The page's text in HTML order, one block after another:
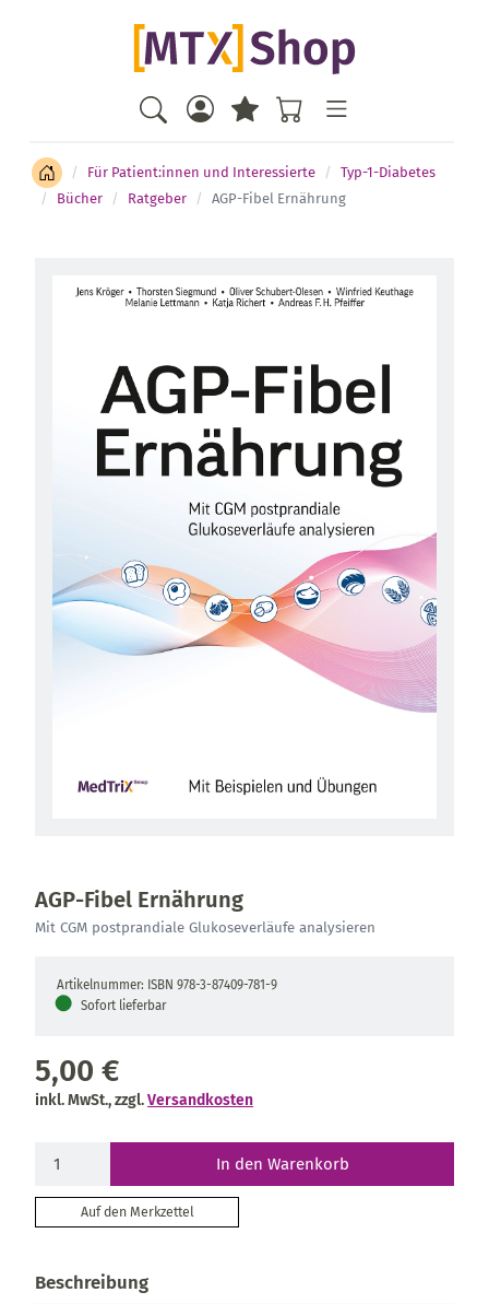
Für Patient:innen und Interessierte
Typ-1-Diabetes
Bücher
Ratgeber AGP-Fibel Ernährung
AGP-Fibel Ernährung
Mit CGM postprandiale Glukoseverläufe analysieren
Artikelnummer: ISBN 978-3-87409-781-9
● Sofort lieferbar
5,00 €
inkl. MwSt., zzgl.Versandkosten
In den Warenkorb
Auf den Merkzettel
Beschreibung